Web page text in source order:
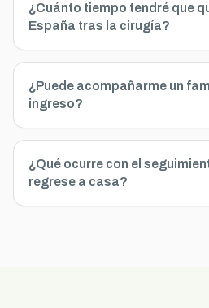
¿Cuánto tiempo tendré que
España tras la cirugía?
¿Puede acompañarme un
ingreso?
¿Qué ocurre con el
regrese a casa?